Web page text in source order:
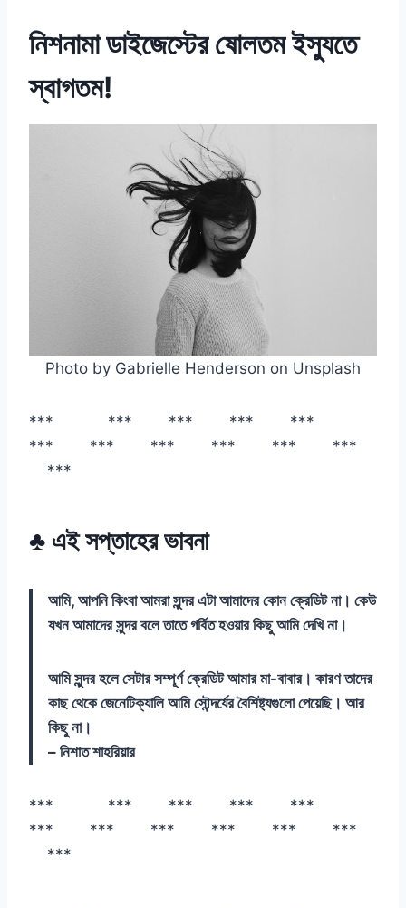
নিশনামা ডাইজেস্টের ষোলতম ইস্যুতে
স্বাগতম!
Photo by Gabrielle Henderson on Unsplash
*** *** *** *** ***
*** *** *** *** *** ***
***
♣ এই সপ্তাহের ভাবনা
আমি, আপনি কিংবা আমরা সুন্দর এটা আমাদের কোন ক্রেডিট না। কেউ
যখন আমাদের সুন্দর বলে তাতে গর্বিত হওয়ার কিছু আমি দেখি না।
আমি সুন্দর হলে সেটার সম্পূর্ণ ক্রেডিট আমার মা-বাবার। কারণ তাদের
কাছ থেকে জেনেটিক্যালি আমি সৌন্দর্যের বৈশিষ্ট্যগুলো পেয়েছি। আর
কিছু না।
– নিশাত শাহরিয়ার
*** *** *** *** ***
*** *** *** *** *** ***
***